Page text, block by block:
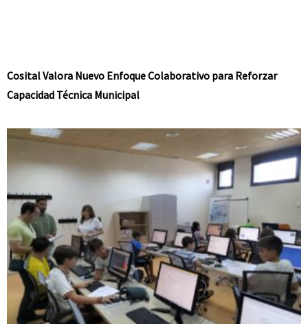
Cosital Valora Nuevo Enfoque Colaborativo para Reforzar
Capacidad Técnica Municipal